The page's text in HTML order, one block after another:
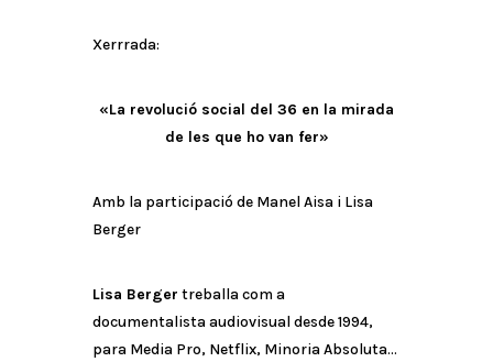
Xerrrada:
«La revolució social del 36 en la mirada
de les que ho van fer»
Amb la participació de Manel Aisa i Lisa
Berger
Lisa Berger treballa com a
documentalista audiovisual desde 1994,
para Media Pro, Netflix, Minoria Absoluta…